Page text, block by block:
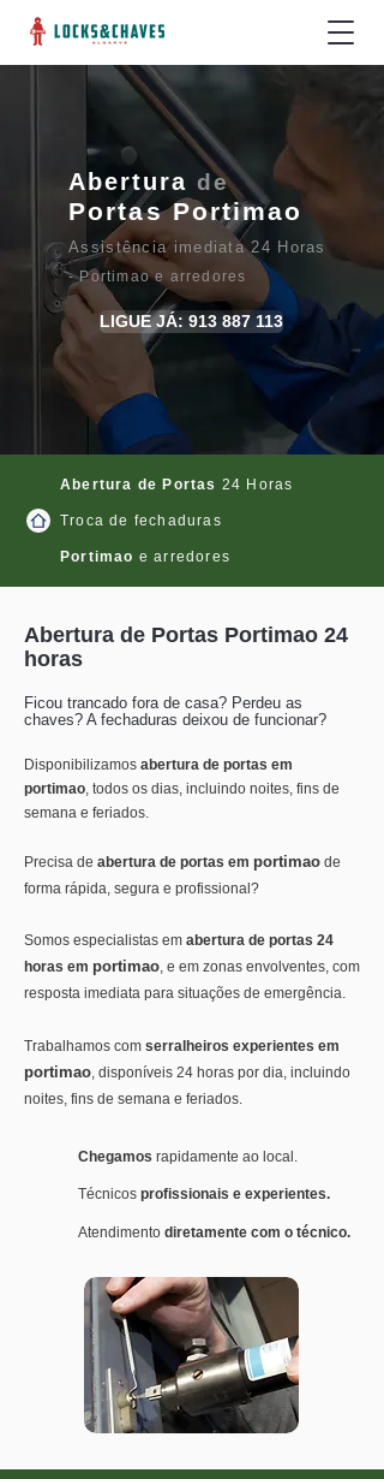
Abertura de
Portas Portimao
Assistência imediata 24 Horas
- Portimao e arredores
LIGUE JÁ: 913 887 113
Abertura de Portas 24 Horas
Troca de fechaduras
Portimao e arredores
Abertura de Portas Portimao 24
horas
Ficou trancado fora de casa? Perdeu as
chaves? A fechaduras deixou de funcionar?
Disponibilizamos abertura de portas em
portimao, todos os dias, incluindo noites, fins de
semana e feriados.
Precisa de abertura de portas em portimao de
forma rápida, segura e profissional?
Somos especialistas em abertura de portas 24
horas em portimao, e em zonas envolventes, com
resposta imediata para situações de emergência.
Trabalhamos com serralheiros experientes em
portimao, disponíveis 24 horas por dia, incluindo
noites, fins de semana e feriados.
Chegamos rapidamente ao local.
Técnicos profissionais e experientes.
Atendimento diretamente com o técnico.